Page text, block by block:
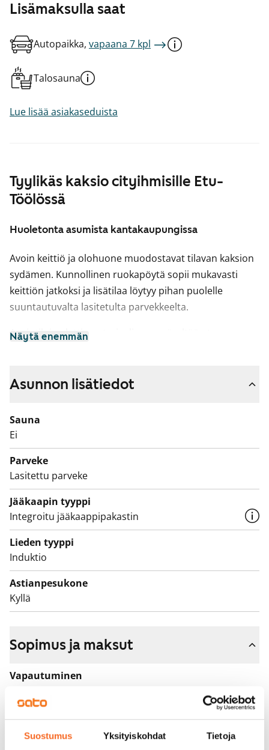
Suostumus Yksityiskohdat Tietoja
Tyylikäs kaksio cityihmisille Etu-
Töölössä
Huoletonta asumista kantakaupungissa
Avoin keittiö ja olohuone muodostavat tilavan kaksion
sydämen. Kunnollinen ruokapöytä sopii mukavasti
keittiön jatkoksi ja lisätilaa löytyy pihan puolelle
suuntautuvalta lasitetulta parvekkeelta.
Asuintilojen lattiamateriaalina on sävyltään tumma
kiiltävän valkoista laattaa. Kylpyhuone selkeäpohjainen
Keittiön kaapistot ovat kiiltävän valkoiset ja
jämäkkyyttä tilaan tuovat mustat
kvartsikomposiittityötasot ja tasojen ja kaapistojen
välitilat. Varusteina on kalusteisiin integroitu
astianpesukone ja kylmälaitteet, keraaminen liesitaso
ja kalusteuuni.
Tulehan tutustumaan paikan päälle!
Näytä enemmän
Lisämaksulla saat
Autopaikka, vapaana 7 kpl
Talosauna
Lue lisää asiakaseduista
Asunnon lisätiedot
Sauna
Ei
Parveke
Lasitettu parveke
Jääkaapin tyyppi
Integroitu jääkaappipakastin
Lieden tyyppi
Induktio
Astianpesukone
Kyllä
Sopimus ja maksut
Vapautuminen
Varallisuusrajat